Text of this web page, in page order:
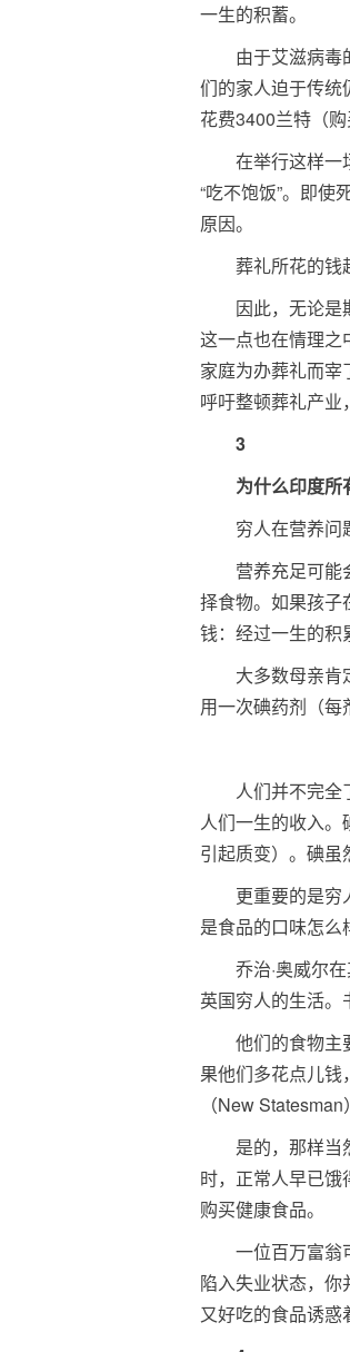
一生的积蓄。
由于艾滋病毒
们的家人迫于传
花费3400兰特（
在举行这样一
“吃不饱饭”。即
原因。
葬礼所花的钱
因此，无论是
这一点也在情理
家庭为办葬礼而
呼吁整顿葬礼产业
3
为什么印度所
穷人在营养问
营养充足可能
择食物。如果孩子
钱：经过一生的积
大多数母亲肯
用一次碘药剂（每
人们并不完全
人们一生的收入
引起质变）。碘虽
更重要的是穷
是食品的口味怎么
乔治·奥威尔
英国穷人的生活。
他们的食物
果他们多花点儿钱
（New
是的，那样当
时，正常人早已
购买健康食品。
一位百万富
陷入失业状态，
又好吃的食品诱惑